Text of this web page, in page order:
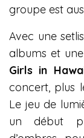
groupe est
Avec une
albums et
Girls in
concert, plus
Le jeu de
un début